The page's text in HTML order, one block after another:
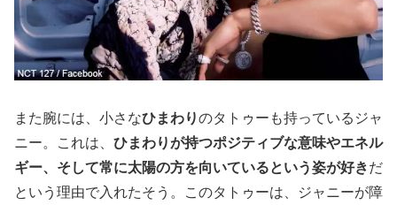
また腕には、小さなひまわりのタトゥーも持っているジャ
ニー。これは、 ひまわりが持つポジティブな意味やエネル
ギー、そして常に太陽の方を向いているという姿が好きだ
という理由で入れたそう。このタトゥーは、ジャニーが障